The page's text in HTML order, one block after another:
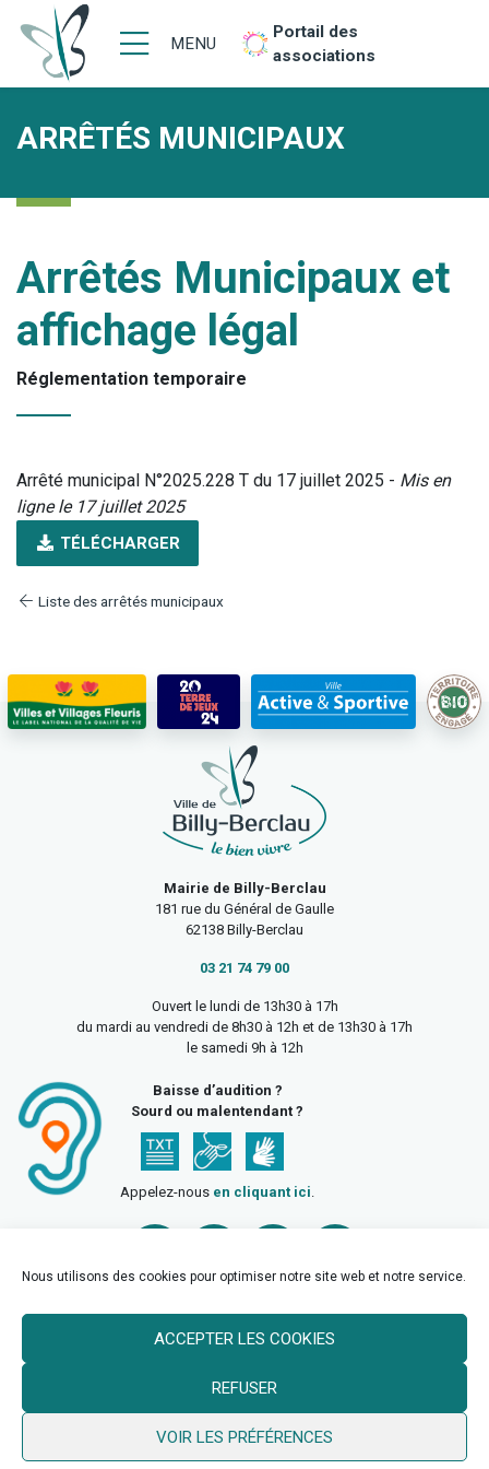
Nous utilisons des cookies pour optimiser notre site web et notre service.
ACCEPTER LES COOKIES
REFUSER
VOIR LES PRÉFÉRENCES
MENU
Portail des
associations
ARRÊTÉS MUNICIPAUX
Arrêtés Municipaux et
affichage légal
Réglementation temporaire
Arrêté municipal N°2025.228 T du 17 juillet 2025 - Mis en
ligne le 17 juillet 2025
TÉLÉCHARGER
Liste des arrêtés municipaux
Mairie de Billy-Berclau
181 rue du Général de Gaulle
62138 Billy-Berclau
03 21 74 79 00
Ouvert le lundi de 13h30 à 17h
du mardi au vendredi de 8h30 à 12h et de 13h30 à 17h
le samedi 9h à 12h
Baisse d’audition ?
Sourd ou malentendant ?
Appelez-nous en cliquant ici.
© 2026 Ville de Billy Berclau —neoweb.fr